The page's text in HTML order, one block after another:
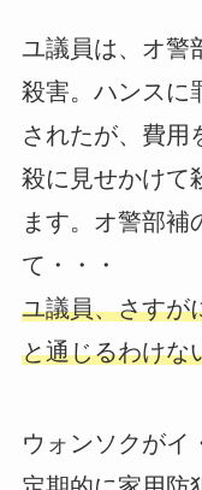
ユ議員は、オ警
殺害。ハンスに
されたが、費用
殺に見せかけて
ます。オ警部補
て・・・
ユ議員、さすが
と通じるわけな
ウォンソクがイ